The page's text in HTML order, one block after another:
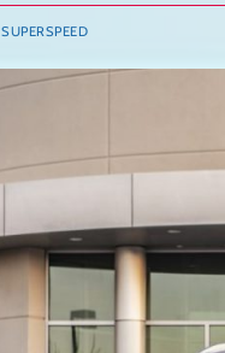
SUPERSPEED